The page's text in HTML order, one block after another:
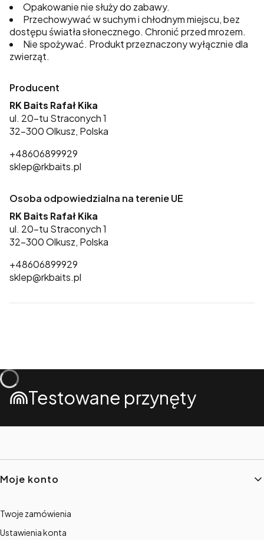
Opakowanie nie służy do zabawy.
Przechowywać w suchym i chłodnym miejscu, bez
dostępu światła słonecznego. Chronić przed mrozem.
Nie spożywać. Produkt przeznaczony wyłącznie dla
zwierząt.
Producent
RK Baits Rafał Kika
ul. 20-tu Straconych 1
32-300 Olkusz, Polska
+48606899929
sklep@rkbaits.pl
Osoba odpowiedzialna na terenie UE
RK Baits Rafał Kika
ul. 20-tu Straconych 1
32-300 Olkusz, Polska
+48606899929
sklep@rkbaits.pl
Testowane przynęty
Linki w stopce
Moje konto
Twoje zamówienia
Ustawienia konta